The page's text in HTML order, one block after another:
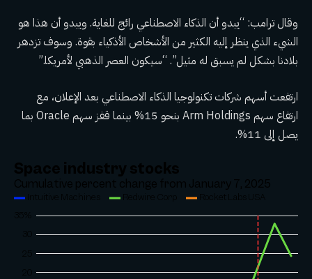
وقال ترامب: “يبدو أن الذكاء الاصطناعي رائج للغاية. ويبدو أن هذا هو
الشيء الذي ينظر إليه الكثير من الأشخاص الأذكياء بقوة. وسوف تزدهر
بلادنا بشكل لم يسبق له مثيل”. “سيكون العصر الذهبي لأمريكا.”
ارتفعت أسهم شركات تكنولوجيا الذكاء الاصطناعي بعد الإعلان، مع
ارتفاع سهم Arm Holdings بنحو 15% بينما قفز سهم Oracle بما
يصل إلى 11%.